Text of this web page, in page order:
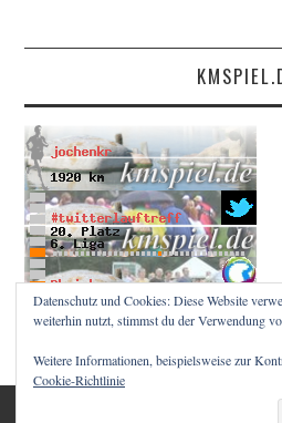
© 2026 RUNNINGMZ. ALLE
Datenschutz und Cookies: Diese Website
weiterhin nutzt, stimmst du der Verwendung
Weitere Informationen, beispielsweise zur
Cookie-Richtlinie